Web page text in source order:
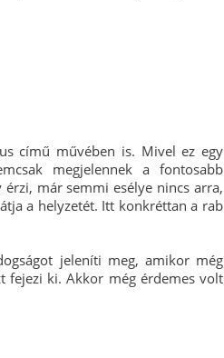
című művében is. Mivel ez egy
megjelennek a fontosabb
már semmi esélye nincs arra,
a helyzetét. Itt konkréttan a rab
jeleníti meg, amikor még
fejezi ki. Akkor még érdemes volt